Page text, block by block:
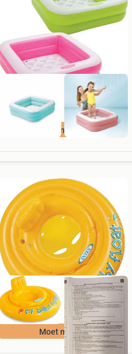
Moet nu weg
Moet nu weg